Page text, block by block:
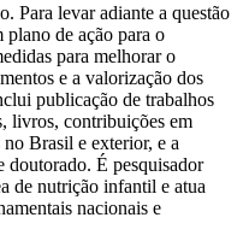
Para levar adiante a questão
plano de ação para o
para melhorar o
e a valorização dos
publicação de trabalhos
livros, contribuições em
Brasil e exterior, e a
doutorado. É pesquisador
de nutrição infantil e atua
nacionais e